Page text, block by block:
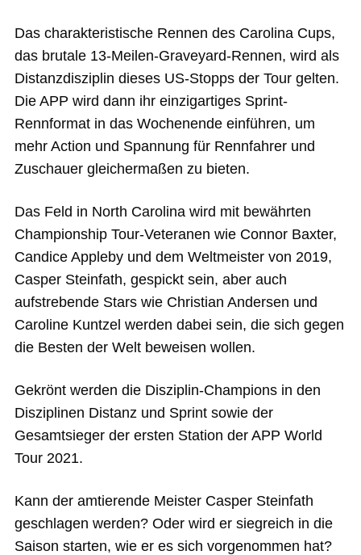
Das charakteristische Rennen des Carolina Cups,
das brutale 13-Meilen-Graveyard-Rennen, wird als
Distanzdisziplin dieses US-Stopps der Tour gelten.
Die APP wird dann ihr einzigartiges Sprint-
Rennformat in das Wochenende einführen, um
mehr Action und Spannung für Rennfahrer und
Zuschauer gleichermaßen zu bieten.
Das Feld in North Carolina wird mit bewährten
Championship Tour-Veteranen wie Connor Baxter,
Candice Appleby und dem Weltmeister von 2019,
Casper Steinfath, gespickt sein, aber auch
aufstrebende Stars wie Christian Andersen und
Caroline Kuntzel werden dabei sein, die sich gegen
die Besten der Welt beweisen wollen.
Gekrönt werden die Disziplin-Champions in den
Disziplinen Distanz und Sprint sowie der
Gesamtsieger der ersten Station der APP World
Tour 2021.
Kann der amtierende Meister Casper Steinfath
geschlagen werden? Oder wird er siegreich in die
Saison starten, wie er es sich vorgenommen hat?